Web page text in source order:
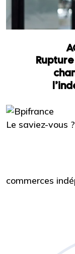
Le saviez-vous ?
commerces